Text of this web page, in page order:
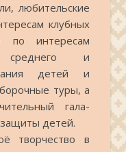
любительские
клубных
по интересам
среднего и
детей и
туры, а
гала-
детей.
творчество в